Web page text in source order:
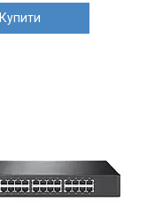
Купити